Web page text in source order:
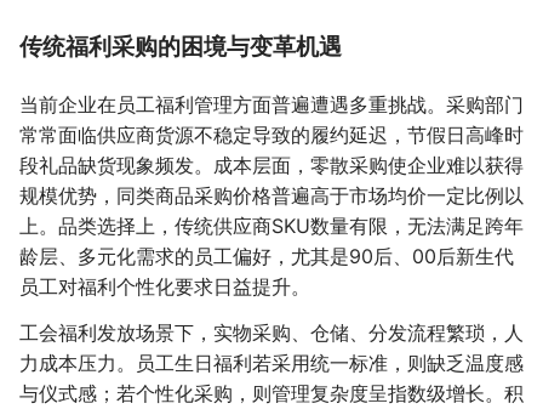
传统福利采购的困境与变革机遇
当前企业在员工福利管理方面普遍遭遇多重挑战。采购部门
常常面临供应商货源不稳定导致的履约延迟，节假日高峰时
段礼品缺货现象频发。成本层面，零散采购使企业难以获得
规模优势，同类商品采购价格普遍高于市场均价一定比例以
上。品类选择上，传统供应商SKU数量有限，无法满足跨年
龄层、多元化需求的员工偏好，尤其是90后、00后新生代
员工对福利个性化要求日益提升。
工会福利发放场景下，实物采购、仓储、分发流程繁琐，人
力成本压力。员工生日福利若采用统一标准，则缺乏温度感
与仪式感；若个性化采购，则管理复杂度呈指数级增长。积